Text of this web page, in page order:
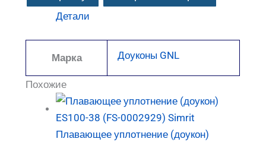
Детали
Марка Доуконы GNL
Похожие
Плавающее уплотнение (доукон)